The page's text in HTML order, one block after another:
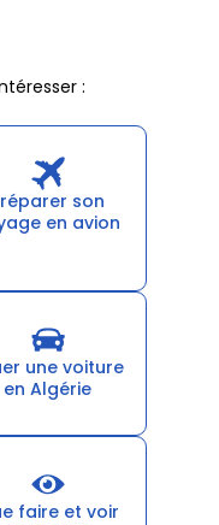
:
son
en avion
une voiture
en Algérie
faire et voir